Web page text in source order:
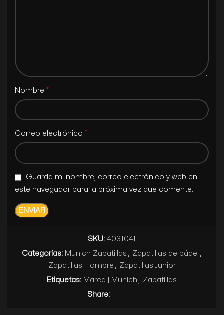
Nombre *
Correo electrónico *
Guarda mi nombre, correo electrónico y web en
este navegador para la próxima vez que comente.
SKU: 4031041
Categorías: Munich Zapatillas Zapatillas de pádel
Zapatillas Hombre
Zapatillas Junior
Etiquetas: Marca | Munich
Zapatillas
Share: